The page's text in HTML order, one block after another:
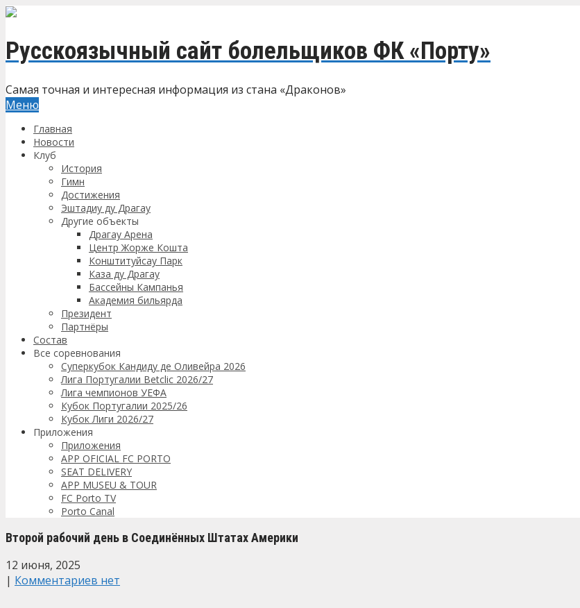
Русскоязычный сайт болельщиков ФК «Порту»
Самая точная и интересная информация из стана «Драконов»
Меню
Главная
Новости
Клуб
История
Гимн
Достижения
Эштадиу ду Драгау
Другие объекты
Драгау Арена
Центр Жорже Кошта
Конштитуйсау Парк
Каза ду Драгау
Бассейны Кампанья
Академия бильярда
Президент
Партнёры
Состав
Все соревнования
Суперкубок Кандиду де Оливейра 2026
Лига Португалии Betclic 2026/27
Лига чемпионов УЕФА
Кубок Португалии 2025/26
Кубок Лиги 2026/27
Приложения
Приложения
APP OFICIAL FC PORTO
SEAT DELIVERY
APP MUSEU & TOUR
FC Porto TV
Porto Canal
Второй рабочий день в Соединённых Штатах Америки
12 июня, 2025
| Комментариев нет